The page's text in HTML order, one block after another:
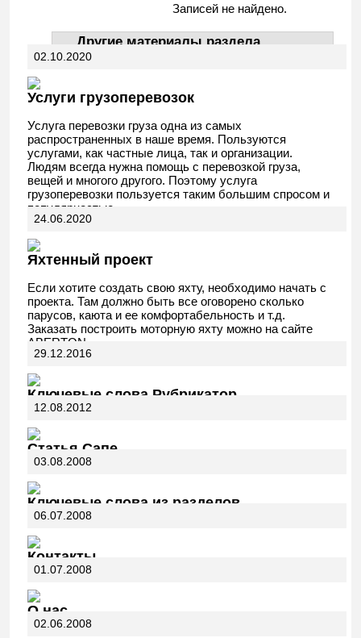
Записей не найдено.
Другие материалы раздела
АвтоДела
02.10.2020
Услуги грузоперевозок
Услуга перевозки груза одна из самых
распространенных в наше время. Пользуются
услугами, как частные лица, так и организации.
Людям всегда нужна помощь с перевозкой груза,
вещей и многого другого. Поэтому услуга
грузоперевозки пользуется таким большим спросом и
популярностью.
24.06.2020
Яхтенный проект
Если хотите создать свою яхту, необходимо начать с
проекта. Там должно быть все оговорено сколько
парусов, каюта и ее комфортабельность и т.д.
Заказать построить моторную яхту можно на сайте
ABERTON.
29.12.2016
Ключевые слова Рубрикатор
12.08.2012
Статья Сапе
03.08.2008
Ключевые слова из разделов
06.07.2008
Контакты
01.07.2008
О нас
02.06.2008